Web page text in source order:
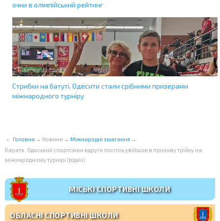
очки в олімпійський рейтинг
Стрибки на батуті. Одесити стали срібними призерами
міжнародного турніру
Головна → Новини → Міжнародні змагання →
Карате. Одеський спортсмен вдруге поспіль увійшов в призову трійку на
міжнародному турнірі (відео)
МІСЬКІ СПОРТИВНІ ШКОЛИ
ОБЛАСНІ СПОРТИВНІ ШКОЛИ